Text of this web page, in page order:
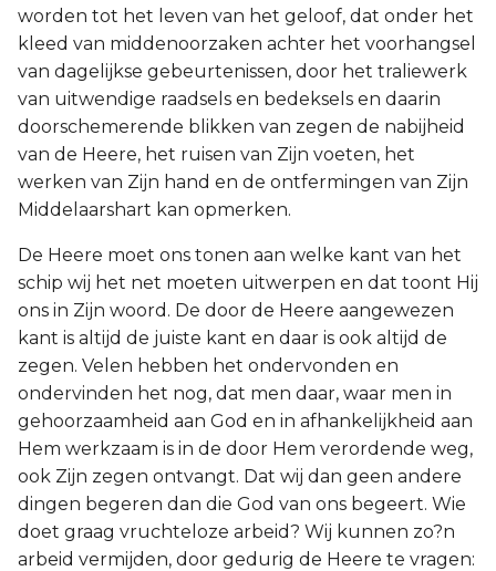
worden tot het leven van het geloof, dat onder het
kleed van middenoorzaken achter het voorhangsel
van dagelijkse gebeurtenissen, door het traliewerk
van uitwendige raadsels en bedeksels en daarin
doorschemerende blikken van zegen de nabijheid
van de Heere, het ruisen van Zijn voeten, het
werken van Zijn hand en de ontfermingen van Zijn
Middelaarshart kan opmerken.
De Heere moet ons tonen aan welke kant van het
schip wij het net moeten uitwerpen en dat toont Hij
ons in Zijn woord. De door de Heere aangewezen
kant is altijd de juiste kant en daar is ook altijd de
zegen. Velen hebben het ondervonden en
ondervinden het nog, dat men daar, waar men in
gehoorzaamheid aan God en in afhankelijkheid aan
Hem werkzaam is in de door Hem verordende weg,
ook Zijn zegen ontvangt. Dat wij dan geen andere
dingen begeren dan die God van ons begeert. Wie
doet graag vruchteloze arbeid? Wij kunnen zo?n
arbeid vermijden, door gedurig de Heere te vragen: